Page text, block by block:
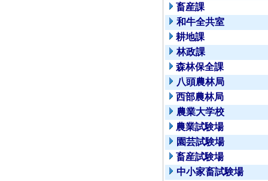
畜産課
和牛全共室
耕地課
林政課
森林保全課
八頭農林局
西部農林局
農業大学校
農業試験場
園芸試験場
畜産試験場
中小家畜試験場